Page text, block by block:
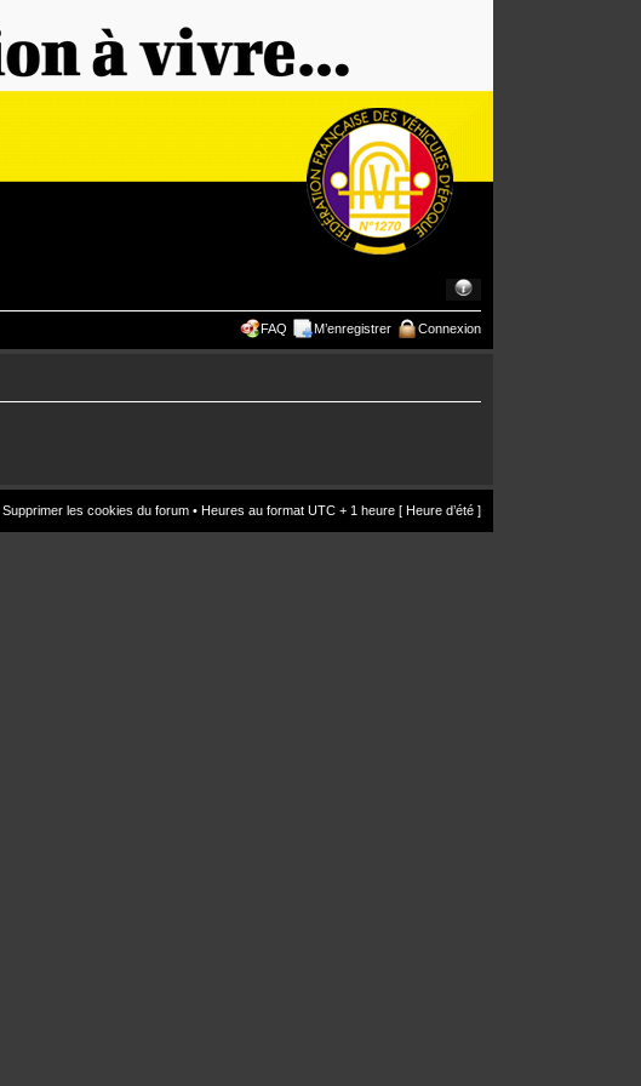
FAQ M’enregistrer Connexion
Supprimer les cookies du forum • Heures au format UTC + 1 heure [ Heure d’été ]